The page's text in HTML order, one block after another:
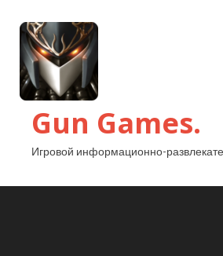
Gun Games.
Игровой информационно-